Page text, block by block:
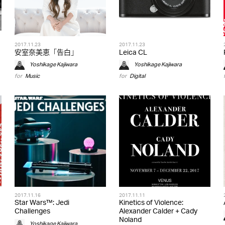
2017.11.23
安室奈美恵「告白」
Yoshikage Kajiwara
for Music
2017.11.23
Leica CL
Yoshikage Kajiwara
for Digital
2017.11.16
Star Wars™: Jedi
Challenges
2017.11.11
Kinetics of Violence:
Alexander Calder + Cady
Noland